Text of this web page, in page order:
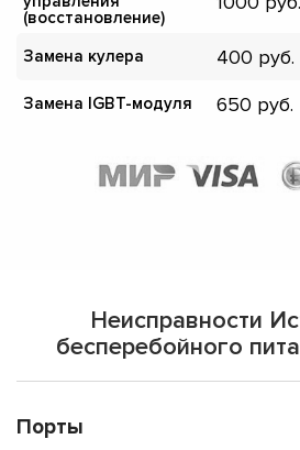
(восстановление)
Замена кулера 400
Замена IGBT-модуля 650
Неисправности
бесперебойного
Порты